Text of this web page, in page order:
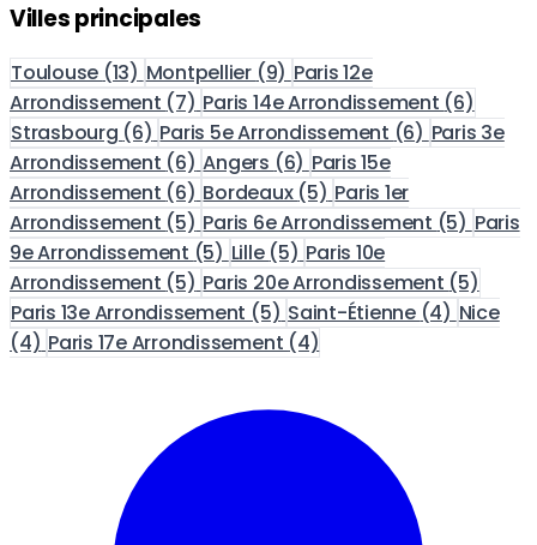
Villes principales
Toulouse (13) Montpellier (9) Paris 12e
Arrondissement (7) Paris 14e Arrondissement (6)
Strasbourg (6) Paris 5e Arrondissement (6) Paris 3e
Arrondissement (6) Angers (6) Paris 15e
Arrondissement (6) Bordeaux (5) Paris 1er
Arrondissement (5) Paris 6e Arrondissement (5) Paris
9e Arrondissement (5) Lille (5) Paris 10e
Arrondissement (5) Paris 20e Arrondissement (5)
Paris 13e Arrondissement (5) Saint-Étienne (4) Nice
(4) Paris 17e Arrondissement (4)